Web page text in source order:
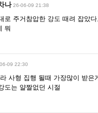
나 26-06-09 21:38
로 주거참압한 강도 때려 잡았다
뭐
09 22:30
사형 집행 될때 가장많이 받은
도는 얄짤없던 시절